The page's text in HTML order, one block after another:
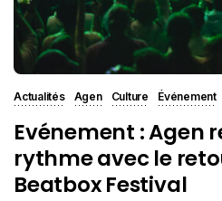
Actualités Agen Culture Événement
Evénement : Agen
rythme avec le
Beatbox Festival